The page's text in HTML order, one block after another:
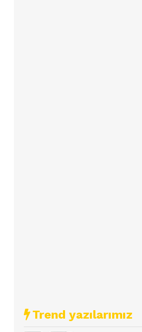
Trend yazılarımız